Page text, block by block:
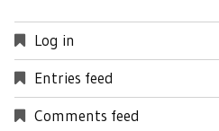
Log in
Entries feed
Comments feed